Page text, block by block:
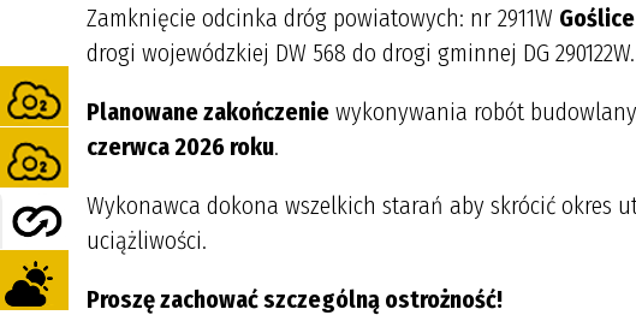
Zamknięcie odcinka dróg powiatowych: nr 2911W
drogi wojewódzkiej DW 568 do drogi gminnej DG 290122W.
Planowane zakończenie wykonywania robót
czerwca 2026 roku.
Wykonawca dokona wszelkich starań aby skrócić
uciążliwości.
Proszę zachować szczególną ostrożność!